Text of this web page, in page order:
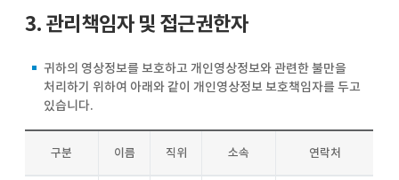
3. 관리책임자 및 접근권한자
귀하의 영상정보를 보호하고 개인영상정보와 관련한 불만을
처리하기 위하여 아래와 같이 개인영상정보 보호책임자를 두고
있습니다.
구분 이름 직위 소속 연락처